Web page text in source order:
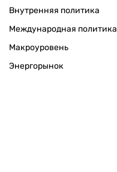
Внутренняя политика
Международная политика
Макроуровень
Энергорынок